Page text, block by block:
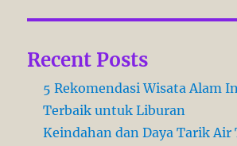
Recent Posts
5 Rekomendasi Wisata Alam
Terbaik untuk Liburan
Keindahan dan Daya Tarik Air